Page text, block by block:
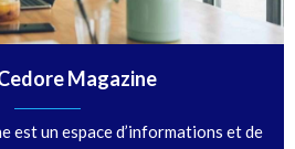
Magazine
est un espace d’informations et de